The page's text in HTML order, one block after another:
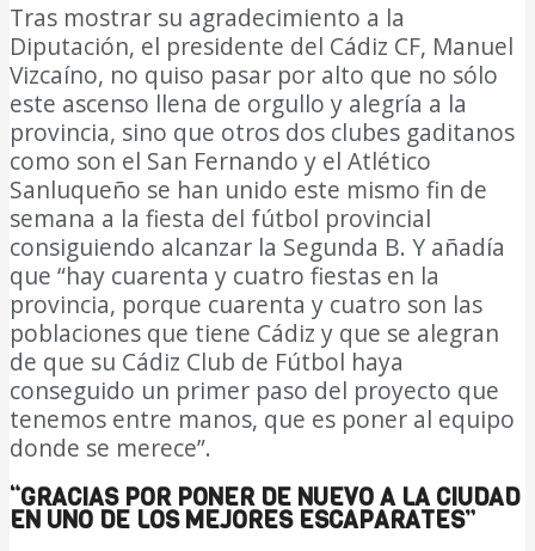
Tras mostrar su agradecimiento a la
Diputación, el presidente del Cádiz CF, Manuel
Vizcaíno, no quiso pasar por alto que no sólo
este ascenso llena de orgullo y alegría a la
provincia, sino que otros dos clubes gaditanos
como son el San Fernando y el Atlético
Sanluqueño se han unido este mismo fin de
semana a la fiesta del fútbol provincial
consiguiendo alcanzar la Segunda B. Y añadía
que “hay cuarenta y cuatro fiestas en la
provincia, porque cuarenta y cuatro son las
poblaciones que tiene Cádiz y que se alegran
de que su Cádiz Club de Fútbol haya
conseguido un primer paso del proyecto que
tenemos entre manos, que es poner al equipo
donde se merece”.
“GRACIAS POR PONER DE NUEVO A LA CIUDAD
EN UNO DE LOS MEJORES ESCAPARATES”